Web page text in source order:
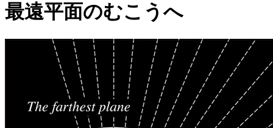
最遠平面のむこうへ